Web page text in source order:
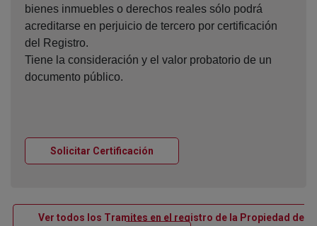
bienes inmuebles o derechos reales sólo podrá
acreditarse en perjuicio de tercero por certificación
del Registro.
Tiene la consideración y el valor probatorio de un
documento público.
Solicitar Certificación
Ver todos los Tramites en el registro de la Propiedad de